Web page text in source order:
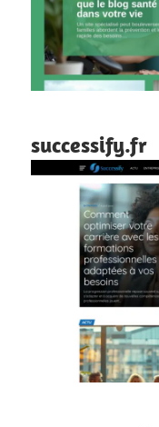
successify.fr